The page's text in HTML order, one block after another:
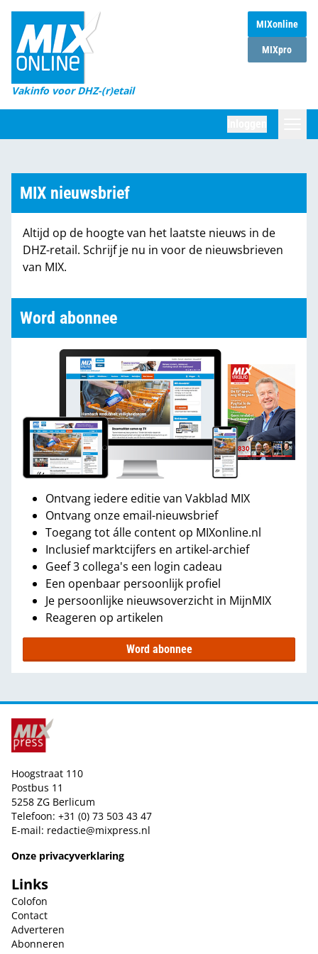
MIXonline
MIXpro
Vakinfo voor DHZ-(r)etail
Home
Magazines
DHZ Sessie
Marktcijfers
Partners
MIX nieuwsbrief
Altijd op de hoogte van het laatste nieuws in de
DHZ-retail. Schrijf je nu in voor de nieuwsbrieven
van MIX.
Word abonnee
Ontvang iedere editie van Vakblad MIX
Ontvang onze email-nieuwsbrief
Toegang tot álle content op MIXonline.nl
Inclusief marktcijfers en artikel-archief
Geef 3 collega's een login cadeau
Een openbaar persoonlijk profiel
Je persoonlijke nieuwsoverzicht in MijnMIX
Reageren op artikelen
Word abonnee
Hoogstraat 110
Postbus 11
5258 ZG Berlicum
Telefoon: +31 (0) 73 503 43 47
E-mail: redactie@mixpress.nl
Onze privacyverklaring
Links
Colofon
Contact
Adverteren
Abonneren